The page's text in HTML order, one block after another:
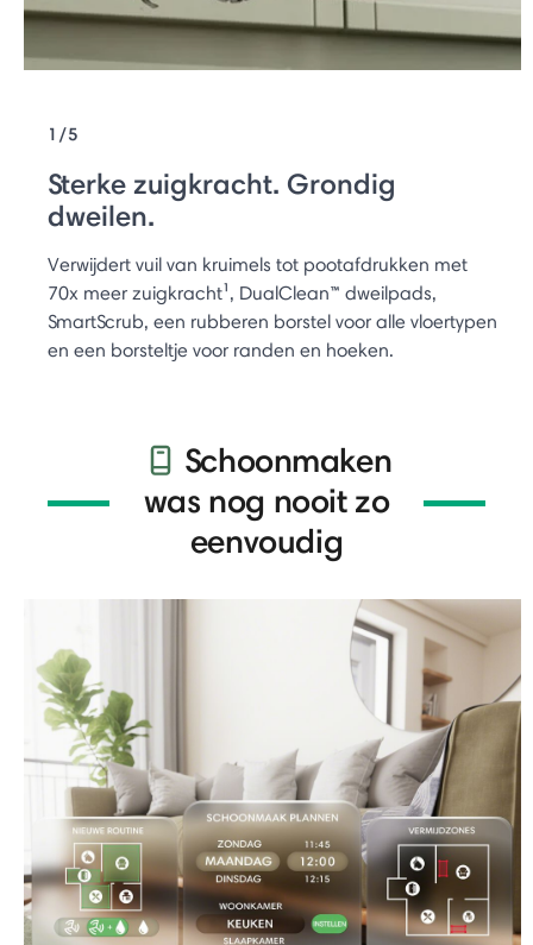
1/5
Sterke zuigkracht. Grondig
dweilen.
Verwijdert vuil van kruimels tot pootafdrukken met
70x meer zuigkracht¹, DualClean™ dweilpads,
SmartScrub, een rubberen borstel voor alle vloertypen
en een borsteltje voor randen en hoeken.
Schoonmaken
was nog nooit zo
eenvoudig